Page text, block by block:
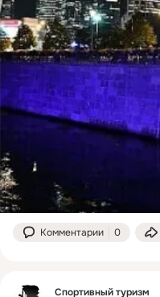
Комментарии 0
Спортивный туризм